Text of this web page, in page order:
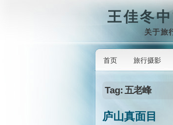
王佳冬
关于旅
首页 旅行摄影
Tag: 五老峰
庐山真面目